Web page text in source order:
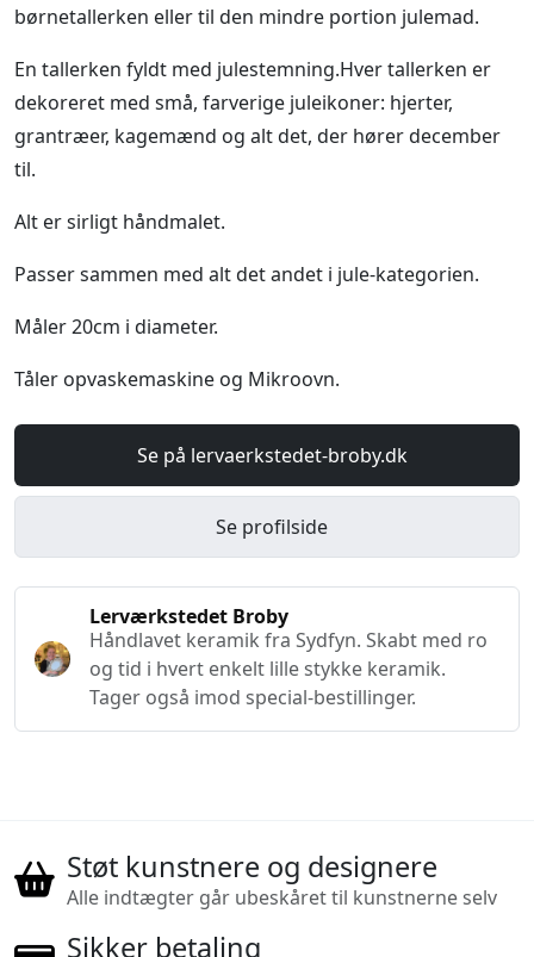
børnetallerken eller til den mindre portion julemad.
En tallerken fyldt med julestemning.Hver tallerken er
dekoreret med små, farverige juleikoner: hjerter,
grantræer, kagemænd og alt det, der hører december
til.
Alt er sirligt håndmalet.
Passer sammen med alt det andet i jule-kategorien.
Måler 20cm i diameter.
Tåler opvaskemaskine og Mikroovn.
Se på lervaerkstedet-broby.dk
Se profilside
Lerværkstedet Broby
Håndlavet keramik fra Sydfyn. Skabt med ro
og tid i hvert enkelt lille stykke keramik.
Tager også imod special-bestillinger.
Støt kunstnere og designere
Alle indtægter går ubeskåret til kunstnerne selv
Sikker betaling